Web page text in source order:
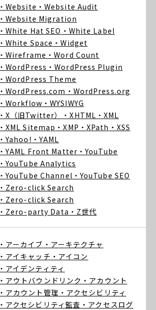
・Website ・Website Audit
・Website Migration
・White Hat SEO ・White Label
・White Space ・Widget
・Wireframe ・Word Count
・WordPress ・WordPress Plugin
・WordPress Theme
・WordPress.com ・WordPress.org
・Workflow ・WYSIWYG
・X（旧Twitter）
・XHTML ・XML
・XML Sitemap ・XMP ・XPath ・XSS
・Yahoo! ・YAML
・YAML Front Matter ・YouTube
・YouTube Analytics
・YouTube Channel ・YouTube SEO
・Zero-click Search
・Zero-click Search
・Zero-party Data ・Z世代
・アーカイブ ・アーキテクチャ
・アイキャッチ ・アイコン
・アイデンティティ
・アウトバウンドリンク ・アカウント
・アカウント管理 ・アクセシビリティ
・アクセシビリティ監査 ・アクセスログ